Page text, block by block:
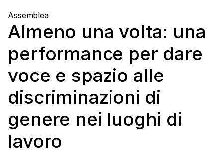
Assemblea
Almeno una volta: una
performance per dare
voce e spazio alle
discriminazioni di
genere nei luoghi di
lavoro